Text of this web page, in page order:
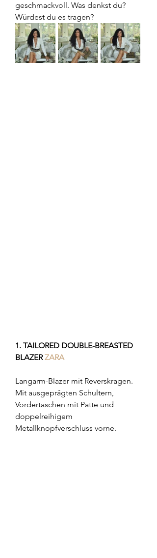
geschmackvoll. Was denkst du?
Würdest du es tragen?
1. TAILORED DOUBLE-BREASTED
BLAZER ZARA
Langarm-Blazer mit Reverskragen.
Mit ausgeprägten Schultern,
Vordertaschen mit Patte und
doppelreihigem
Metallknopfverschluss vorne.